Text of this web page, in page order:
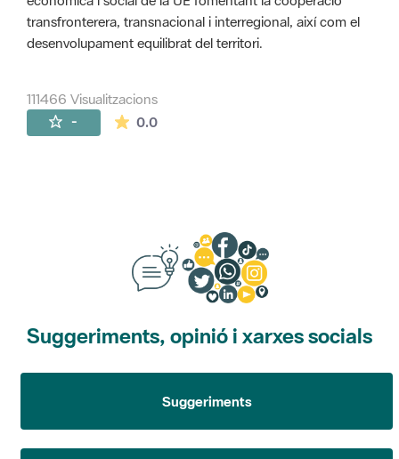
transfronterera, transnacional i interregional, així com el
desenvolupament equilibrat del territori.
111466 Visualitzacions
- 0.0La mitjana de les valoracions és de 0
Suggeriments, opinió i xarxes socials
Suggeriments